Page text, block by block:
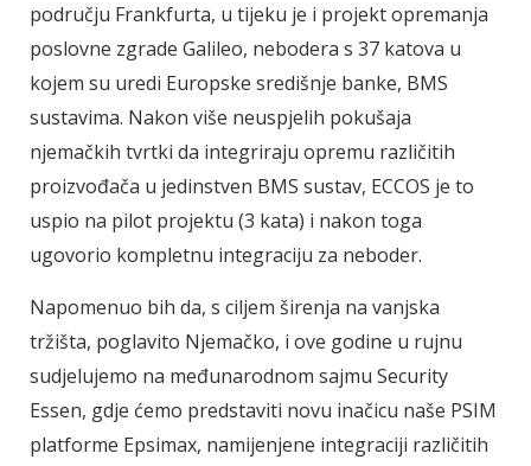
području Frankfurta, u tijeku je i projekt opremanja
poslovne zgrade Galileo, nebodera s 37 katova u
kojem su uredi Europske središnje banke, BMS
sustavima. Nakon više neuspjelih pokušaja
njemačkih tvrtki da integriraju opremu različitih
proizvođača u jedinstven BMS sustav, ECCOS je to
uspio na pilot projektu (3 kata) i nakon toga
ugovorio kompletnu integraciju za neboder.
Napomenuo bih da, s ciljem širenja na vanjska
tržišta, poglavito Njemačko, i ove godine u rujnu
sudjelujemo na međunarodnom sajmu Security
Essen, gdje ćemo predstaviti novu inačicu naše PSIM
platforme Epsimax, namijenjene integraciji različitih